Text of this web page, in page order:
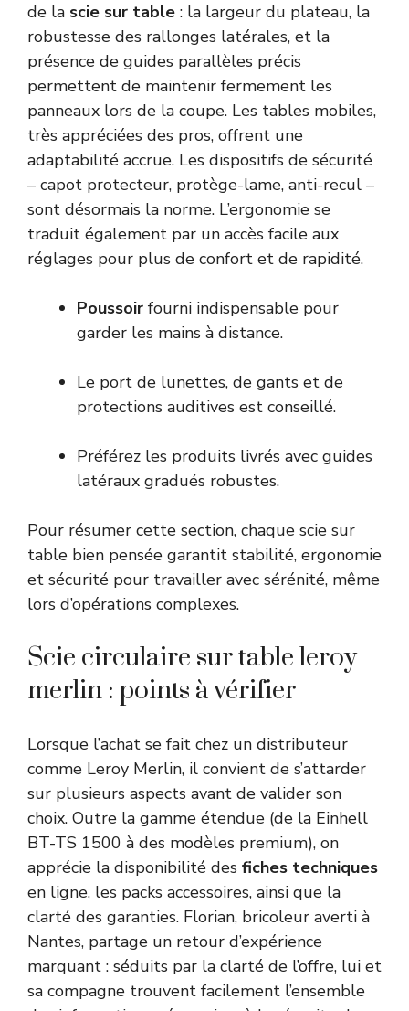
de la scie sur table : la largeur du plateau, la
robustesse des rallonges latérales, et la
présence de guides parallèles précis
permettent de maintenir fermement les
panneaux lors de la coupe. Les tables mobiles,
très appréciées des pros, offrent une
adaptabilité accrue. Les dispositifs de sécurité
– capot protecteur, protège-lame, anti-recul –
sont désormais la norme. L’ergonomie se
traduit également par un accès facile aux
réglages pour plus de confort et de rapidité.
Poussoir fourni indispensable pour
garder les mains à distance.
Le port de lunettes, de gants et de
protections auditives est conseillé.
Préférez les produits livrés avec guides
latéraux gradués robustes.
Pour résumer cette section, chaque scie sur
table bien pensée garantit stabilité, ergonomie
et sécurité pour travailler avec sérénité, même
lors d’opérations complexes.
Scie circulaire sur table leroy
merlin : points à vérifier
Lorsque l’achat se fait chez un distributeur
comme Leroy Merlin, il convient de s’attarder
sur plusieurs aspects avant de valider son
choix. Outre la gamme étendue (de la Einhell
BT-TS 1500 à des modèles premium), on
apprécie la disponibilité des fiches techniques
en ligne, les packs accessoires, ainsi que la
clarté des garanties. Florian, bricoleur averti à
Nantes, partage un retour d’expérience
marquant : séduits par la clarté de l’offre, lui et
sa compagne trouvent facilement l’ensemble